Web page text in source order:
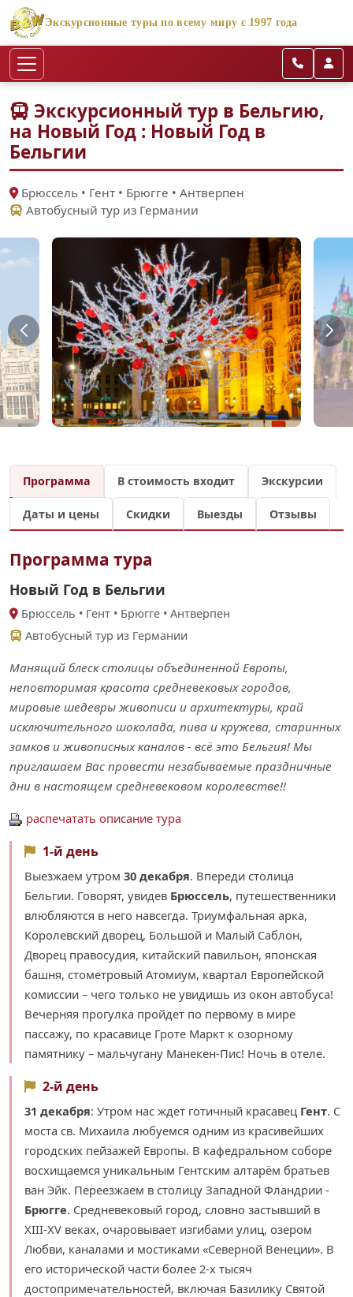
Экскурсионные туры по всему миру с 1997 года
Экскурсионный тур в Бельгию,
на Новый Год : Новый Год в
Бельгии
Брюссель • Гент • Брюгге • Антверпен
Автобусный тур из Германии
Программа В стоимость входит Экскурсии
Даты и цены Скидки Выезды Отзывы
Программа тура
Новый Год в Бельгии
Брюссель • Гент • Брюгге • Антверпен
Автобусный тур из Германии
Манящий блеск столицы объединенной Европы,
неповторимая красота средневековых городов,
мировые шедевры живописи и архитектуры, край
исключительного шоколада, пива и кружева, старинных
замков и живописных каналов - всё это Бельгия! Мы
приглашаем Вас провести незабываемые праздничные
дни в настоящем средневековом королевстве!!
распечатать описание тура
1-й день
Выезжаем утром 30 декабря. Впереди столица
Бельгии. Говорят, увидев Брюссель, путешественники
влюбляются в него навсегда. Триумфальная арка,
Королевский дворец, Большой и Малый Саблон,
Дворец правосудия, китайский павильон, японская
башня, стометровый Атомиум, квартал Европейской
комиссии – чего только не увидишь из окон автобуса!
Вечерняя прогулка пройдет по первому в мире
пассажу, по красавице Гроте Маркт к озорному
памятнику – мальчугану Манекен-Пис! Ночь в отеле.
2-й день
31 декабря: Утром нас ждет готичный красавец Гент. С
моста св. Михаила любуемся одним из красивейших
городских пейзажей Европы. В кафедральном соборе
восхищаемся уникальным Гентским алтарём братьев
ван Эйк. Переезжаем в столицу Западной Фландрии -
Брюгге. Средневековый город, словно застывший в
XIII-XV веках, очаровывает изгибами улиц, озером
Любви, каналами и мостиками «Северной Венеции». В
его исторической части более 2-х тысяч
достопримечательностей, включая Базилику Святой